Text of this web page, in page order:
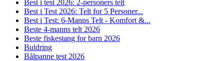
Best i test 2026: 2-personers telt
Best i Test 2026: Telt for 5 Personer...
Best i Test: 6-Manns Telt - Komfort &...
Beste 4-manns telt 2026
Beste fiskestang for barn 2026
Buldring
Bålpanne test 2026